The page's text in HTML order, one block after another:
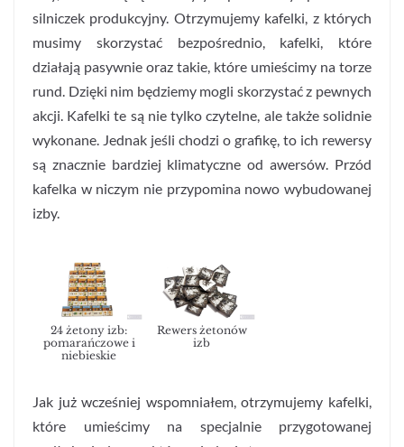
silniczek produkcyjny. Otrzymujemy kafelki, z których
musimy skorzystać bezpośrednio, kafelki, które
działają pasywnie oraz takie, które umieścimy na torze
rund. Dzięki nim będziemy mogli skorzystać z pewnych
akcji. Kafelki te są nie tylko czytelne, ale także solidnie
wykonane. Jednak jeśli chodzi o grafikę, to ich rewersy
są znacznie bardziej klimatyczne od awersów. Przód
kafelka w niczym nie przypomina nowo wybudowanej
izby.
24 żetony izb:
pomarańczowe i
niebieskie
Rewers żetonów
izb
Jak już wcześniej wspomniałem, otrzymujemy kafelki,
które umieścimy na specjalnie przygotowanej